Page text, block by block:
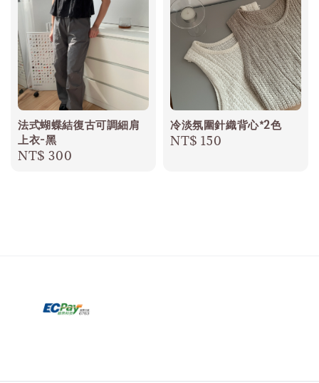
法式蝴蝶結復古可調細肩
上衣-黑
Regular
NT$ 300
冷淡氛圍針織背心*2色
Regular
NT$ 150